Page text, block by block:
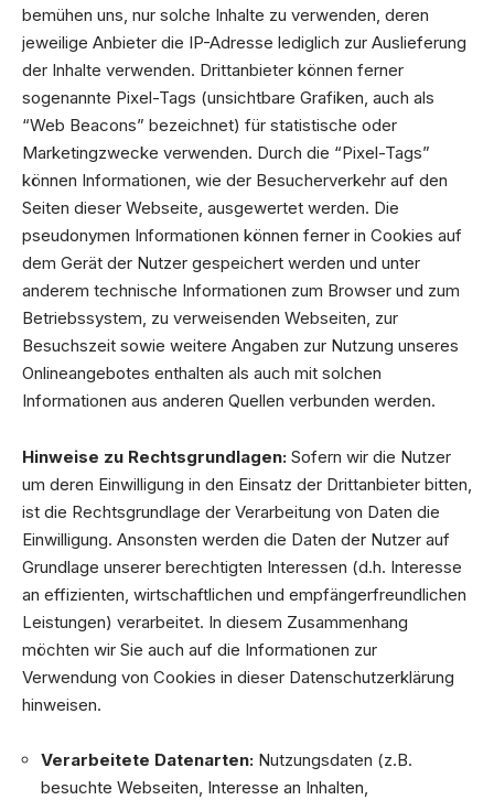
bemühen uns, nur solche Inhalte zu verwenden, deren
jeweilige Anbieter die IP-Adresse lediglich zur Auslieferung
der Inhalte verwenden. Drittanbieter können ferner
sogenannte Pixel-Tags (unsichtbare Grafiken, auch als
“Web Beacons” bezeichnet) für statistische oder
Marketingzwecke verwenden. Durch die “Pixel-Tags”
können Informationen, wie der Besucherverkehr auf den
Seiten dieser Webseite, ausgewertet werden. Die
pseudonymen Informationen können ferner in Cookies auf
dem Gerät der Nutzer gespeichert werden und unter
anderem technische Informationen zum Browser und zum
Betriebssystem, zu verweisenden Webseiten, zur
Besuchszeit sowie weitere Angaben zur Nutzung unseres
Onlineangebotes enthalten als auch mit solchen
Informationen aus anderen Quellen verbunden werden.
Hinweise zu Rechtsgrundlagen: Sofern wir die Nutzer
um deren Einwilligung in den Einsatz der Drittanbieter bitten,
ist die Rechtsgrundlage der Verarbeitung von Daten die
Einwilligung. Ansonsten werden die Daten der Nutzer auf
Grundlage unserer berechtigten Interessen (d.h. Interesse
an effizienten, wirtschaftlichen und empfängerfreundlichen
Leistungen) verarbeitet. In diesem Zusammenhang
möchten wir Sie auch auf die Informationen zur
Verwendung von Cookies in dieser Datenschutzerklärung
hinweisen.
Verarbeitete Datenarten: Nutzungsdaten (z.B.
besuchte Webseiten, Interesse an Inhalten,